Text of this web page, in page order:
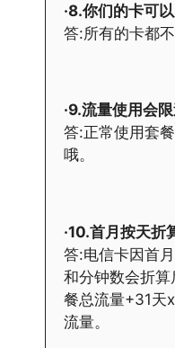
·8.你们的卡可
答:所有的卡都
·9.流量使用会
答:正常使用套
哦。
·10.首月按天折
答:电信卡因首
和分钟数会折
餐总流量+31天
流量。